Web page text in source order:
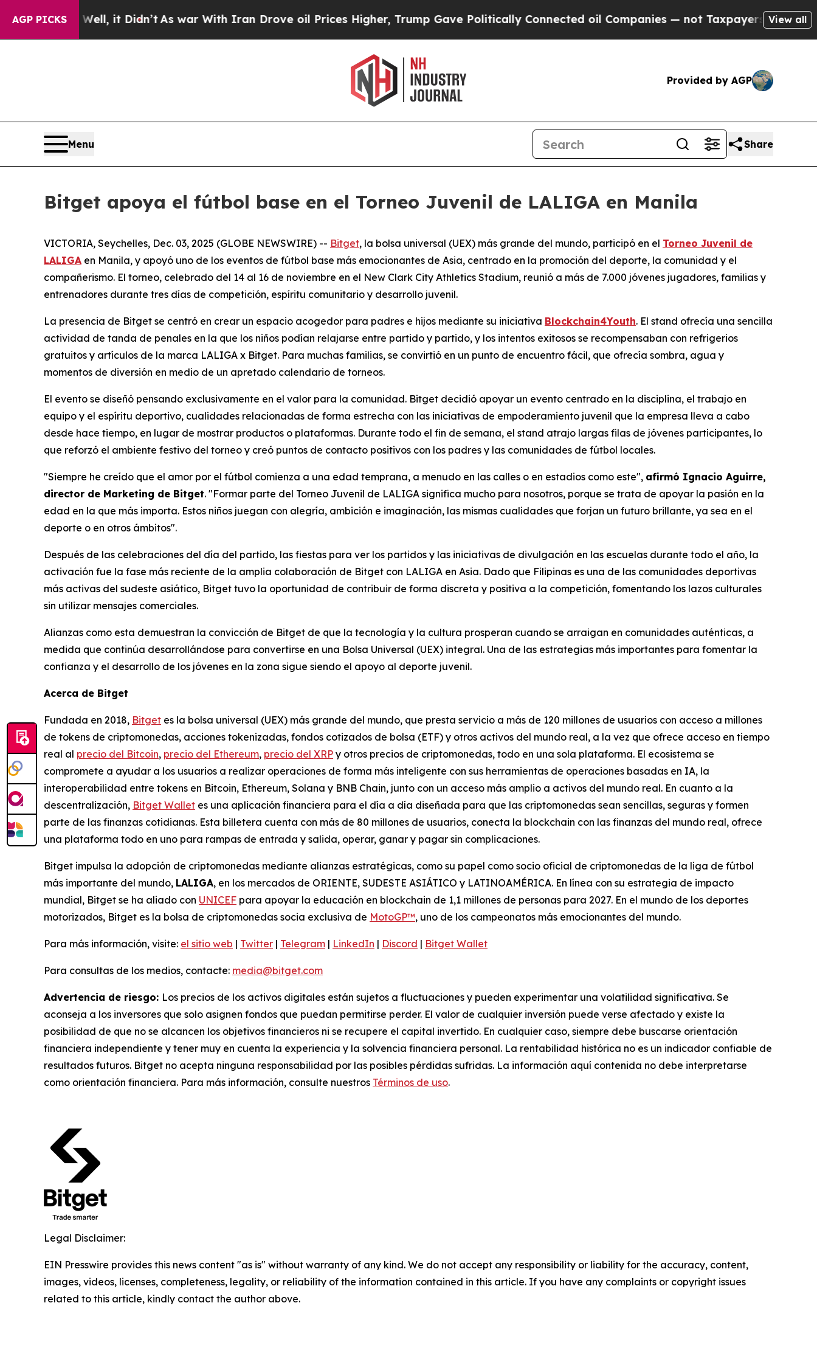
AGP PICKS
Well, it Didn’t As war With Iran Drove oil Prices Higher, Trump Gave Politically Connected oil Companies — not Taxpayers — the Chance to
View all
Provided by AGP
Menu Share
Bitget apoya el fútbol base en el Torneo Juvenil de LALIGA en Manila
VICTORIA, Seychelles, Dec. 03, 2025 (GLOBE NEWSWIRE) -- Bitget, la bolsa universal (UEX) más grande del mundo, participó en el Torneo Juvenil de
LALIGA en Manila, y apoyó uno de los eventos de fútbol base más emocionantes de Asia, centrado en la promoción del deporte, la comunidad y el
compañerismo. El torneo, celebrado del 14 al 16 de noviembre en el New Clark City Athletics Stadium, reunió a más de 7.000 jóvenes jugadores, familias y
entrenadores durante tres días de competición, espíritu comunitario y desarrollo juvenil.
La presencia de Bitget se centró en crear un espacio acogedor para padres e hijos mediante su iniciativa Blockchain4Youth. El stand ofrecía una sencilla
actividad de tanda de penales en la que los niños podían relajarse entre partido y partido, y los intentos exitosos se recompensaban con refrigerios
gratuitos y artículos de la marca LALIGA x Bitget. Para muchas familias, se convirtió en un punto de encuentro fácil, que ofrecía sombra, agua y
momentos de diversión en medio de un apretado calendario de torneos.
El evento se diseñó pensando exclusivamente en el valor para la comunidad. Bitget decidió apoyar un evento centrado en la disciplina, el trabajo en
equipo y el espíritu deportivo, cualidades relacionadas de forma estrecha con las iniciativas de empoderamiento juvenil que la empresa lleva a cabo
desde hace tiempo, en lugar de mostrar productos o plataformas. Durante todo el fin de semana, el stand atrajo largas filas de jóvenes participantes, lo
que reforzó el ambiente festivo del torneo y creó puntos de contacto positivos con los padres y las comunidades de fútbol locales.
"Siempre he creído que el amor por el fútbol comienza a una edad temprana, a menudo en las calles o en estadios como este", afirmó Ignacio Aguirre,
director de Marketing de Bitget. "Formar parte del Torneo Juvenil de LALIGA significa mucho para nosotros, porque se trata de apoyar la pasión en la
edad en la que más importa. Estos niños juegan con alegría, ambición e imaginación, las mismas cualidades que forjan un futuro brillante, ya sea en el
deporte o en otros ámbitos".
Después de las celebraciones del día del partido, las fiestas para ver los partidos y las iniciativas de divulgación en las escuelas durante todo el año, la
activación fue la fase más reciente de la amplia colaboración de Bitget con LALIGA en Asia. Dado que Filipinas es una de las comunidades deportivas
más activas del sudeste asiático, Bitget tuvo la oportunidad de contribuir de forma discreta y positiva a la competición, fomentando los lazos culturales
sin utilizar mensajes comerciales.
Alianzas como esta demuestran la convicción de Bitget de que la tecnología y la cultura prosperan cuando se arraigan en comunidades auténticas, a
medida que continúa desarrollándose para convertirse en una Bolsa Universal (UEX) integral. Una de las estrategias más importantes para fomentar la
confianza y el desarrollo de los jóvenes en la zona sigue siendo el apoyo al deporte juvenil.
Acerca de Bitget
Fundada en 2018, Bitget es la bolsa universal (UEX) más grande del mundo, que presta servicio a más de 120 millones de usuarios con acceso a millones
de tokens de criptomonedas, acciones tokenizadas, fondos cotizados de bolsa (ETF) y otros activos del mundo real, a la vez que ofrece acceso en tiempo
real al precio del Bitcoin, precio del Ethereum, precio del XRP y otros precios de criptomonedas, todo en una sola plataforma. El ecosistema se
compromete a ayudar a los usuarios a realizar operaciones de forma más inteligente con sus herramientas de operaciones basadas en IA, la
interoperabilidad entre tokens en Bitcoin, Ethereum, Solana y BNB Chain, junto con un acceso más amplio a activos del mundo real. En cuanto a la
descentralización, Bitget Wallet es una aplicación financiera para el día a día diseñada para que las criptomonedas sean sencillas, seguras y formen
parte de las finanzas cotidianas. Esta billetera cuenta con más de 80 millones de usuarios, conecta la blockchain con las finanzas del mundo real, ofrece
una plataforma todo en uno para rampas de entrada y salida, operar, ganar y pagar sin complicaciones.
Bitget impulsa la adopción de criptomonedas mediante alianzas estratégicas, como su papel como socio oficial de criptomonedas de la liga de fútbol
más importante del mundo, LALIGA, en los mercados de ORIENTE, SUDESTE ASIÁTICO y LATINOAMÉRICA. En línea con su estrategia de impacto
mundial, Bitget se ha aliado con UNICEF para apoyar la educación en blockchain de 1,1 millones de personas para 2027. En el mundo de los deportes
motorizados, Bitget es la bolsa de criptomonedas socia exclusiva de MotoGP™, uno de los campeonatos más emocionantes del mundo.
Para más información, visite: el sitio web | Twitter | Telegram | LinkedIn | Discord | Bitget Wallet
Para consultas de los medios, contacte: media@bitget.com
Advertencia de riesgo: Los precios de los activos digitales están sujetos a fluctuaciones y pueden experimentar una volatilidad significativa. Se
aconseja a los inversores que solo asignen fondos que puedan permitirse perder. El valor de cualquier inversión puede verse afectado y existe la
posibilidad de que no se alcancen los objetivos financieros ni se recupere el capital invertido. En cualquier caso, siempre debe buscarse orientación
financiera independiente y tener muy en cuenta la experiencia y la solvencia financiera personal. La rentabilidad histórica no es un indicador confiable de
resultados futuros. Bitget no acepta ninguna responsabilidad por las posibles pérdidas sufridas. La información aquí contenida no debe interpretarse
como orientación financiera. Para más información, consulte nuestros Términos de uso.
Legal Disclaimer:
EIN Presswire provides this news content "as is" without warranty of any kind. We do not accept any responsibility or liability for the accuracy, content,
images, videos, licenses, completeness, legality, or reliability of the information contained in this article. If you have any complaints or copyright issues
related to this article, kindly contact the author above.